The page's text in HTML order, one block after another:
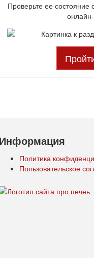
Проверьте ее
Информация
Политика
Пользовательское